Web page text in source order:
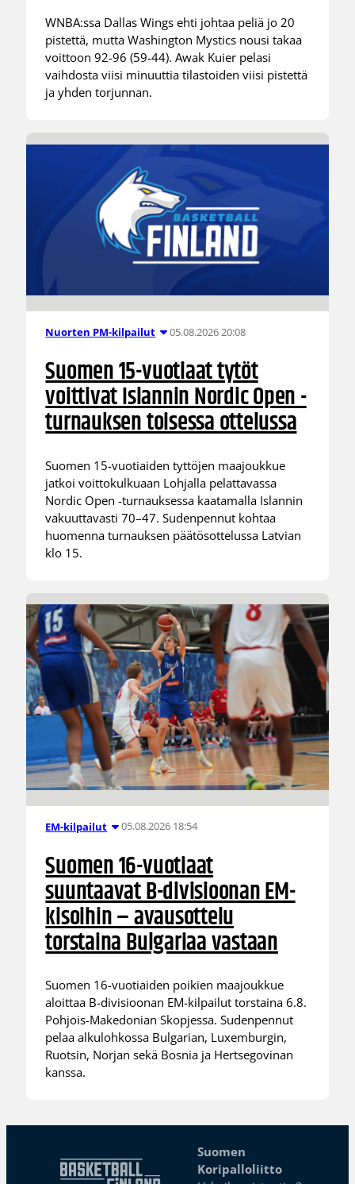
WNBA:ssa Dallas Wings ehti johtaa peliä jo 20
pistettä, mutta Washington Mystics nousi takaa
voittoon 92-96 (59-44). Awak Kuier pelasi
vaihdosta viisi minuuttia tilastoiden viisi pistettä
ja yhden torjunnan.
Nuorten PM-kilpailut 05.08.2026 20:08
Suomen 15-vuotiaat tytöt
voittivat Islannin Nordic Open -
turnauksen toisessa ottelussa
Suomen 15-vuotiaiden tyttöjen maajoukkue
jatkoi voittokulkuaan Lohjalla pelattavassa
Nordic Open -turnauksessa kaatamalla Islannin
vakuuttavasti 70–47. Sudenpennut kohtaa
huomenna turnauksen päätösottelussa Latvian
klo 15.
EM-kilpailut 05.08.2026 18:54
Suomen 16-vuotiaat
suuntaavat B-divisioonan EM-
kisoihin – avausottelu
torstaina Bulgariaa vastaan
Suomen 16-vuotiaiden poikien maajoukkue
aloittaa B-divisioonan EM-kilpailut torstaina 6.8.
Pohjois-Makedonian Skopjessa. Sudenpennut
pelaa alkulohkossa Bulgarian, Luxemburgin,
Ruotsin, Norjan sekä Bosnia ja Hertsegovinan
kanssa.
Suomen
Koripalloliitto